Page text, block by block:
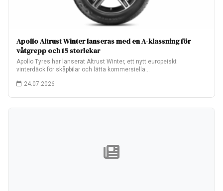
Apollo Altrust Winter lanseras med en A-klassning för
våtgrepp och 15 storlekar
Apollo Tyres har lanserat Altrust Winter, ett nytt europeiskt
vinterdäck för skåpbilar och lätta kommersiella…
24.07.2026